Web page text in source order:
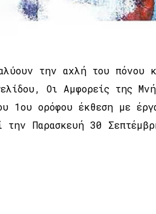
την αχλή του πόνου
Οι Αμφορείς της
1ου ορόφου έκθεση με
την Παρασκευή 30